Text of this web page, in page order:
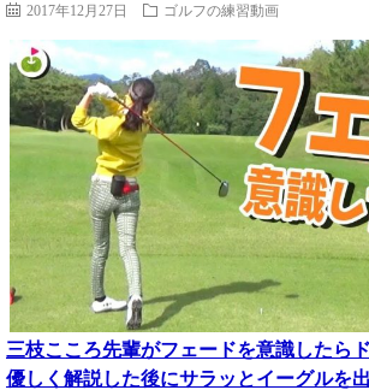
2017年12月27日 ゴルフの練習動画
三枝こころ先輩がフェードを意識したら
優しく解説した後にサラッとイーグルを